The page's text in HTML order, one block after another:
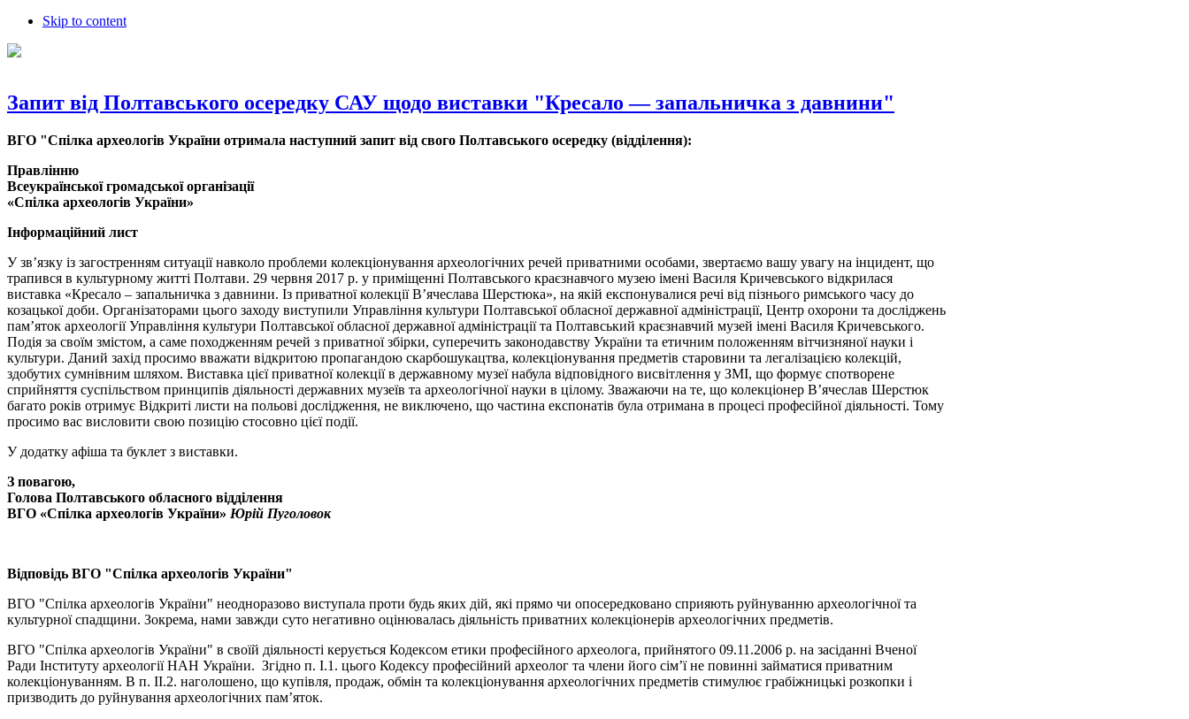
Skip to content
Запит від Полтавського осередку САУ щодо виставки "Кресало — запальничка з давнини"
ВГО "Спілка археологів України отримала наступний запит від свого Полтавського осередку (відділення):
Правлінню
Всеукраїнської громадської організації
«Спілка археологів України»
Інформаційний лист
У зв’язку із загостренням ситуації навколо проблеми колекціонування археологічних речей приватними особами, звертаємо вашу увагу на інцидент, що
трапився в культурному житті Полтави. 29 червня 2017 р. у приміщенні Полтавського краєзнавчого музею імені Василя Кричевського відкрилася
виставка «Кресало – запальничка з давнини. Із приватної колекції В’ячеслава Шерстюка», на якій експонувалися речі від пізнього римського часу до
козацької доби. Організаторами цього заходу виступили Управління культури Полтавської обласної державної адміністрації, Центр охорони та досліджень
пам’яток археології Управління культури Полтавської обласної державної адміністрації та Полтавський краєзнавчий музей імені Василя Кричевського.
Подія за своїм змістом, а саме походженням речей з приватної збірки, суперечить законодавству України та етичним положенням вітчизняної науки і
культури. Даний захід просимо вважати відкритою пропагандою скарбошукацтва, колекціонування предметів старовини та легалізацією колекцій,
здобутих сумнівним шляхом. Виставка цієї приватної колекції в державному музеї набула відповідного висвітлення у ЗМІ, що формує спотворене
сприйняття суспільством принципів діяльності державних музеїв та археологічної науки в цілому. Зважаючи на те, що колекціонер В’ячеслав Шерстюк
багато років отримує Відкриті листи на польові дослідження, не виключено, що частина експонатів була отримана в процесі професійної діяльності. Тому
просимо вас висловити свою позицію стосовно цієї події.
У додатку афіша та буклет з виставки.
З повагою,
Голова Полтавського обласного відділення
ВГО «Спілка археологів України» Юрій Пуголовок
Відповідь ВГО "Спілка археологів України"
ВГО "Спілка археологів України" неодноразово виступала проти будь яких дій, які прямо чи опосередковано сприяють руйнуванню археологічної та
культурної спадщини. Зокрема, нами завжди суто негативно оцінювалась діяльність приватних колекціонерів археологічних предметів.
ВГО "Спілка археологів України" в своїй діяльності керується Кодексом етики професійного археолога, прийнятого 09.11.2006 р. на засіданні Вченої
Ради Інституту археології НАН України. Згідно п. I.1. цього Кодексу професійний археолог та члени його сім’ї не повинні займатися приватним
колекціонуванням. В п. II.2. наголошено, що купівля, продаж, обмін та колекціонування археологічних предметів стимулює грабіжницькі розкопки і
призводить до руйнування археологічних пам’яток.